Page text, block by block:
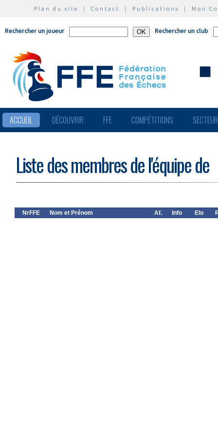
Plan du site | Contact | Publications | Mon
Rechercher un joueur Rechercher un club
ACCUEIL DÉCOUVRIR FFE COMPÉTITIONS
Liste des membres de l'équipe de
NrFFE Nom et Prénom Af. Info Elo